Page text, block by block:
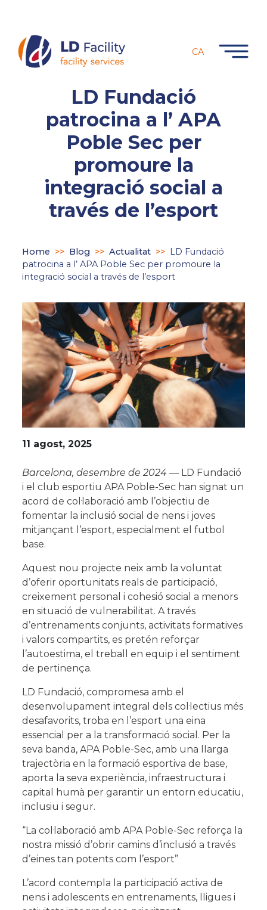
CA
LD Fundació
patrocina a l’ APA
Poble Sec per
promoure la
integració social a
través de l’esport
Home >> Blog >> Actualitat >> LD Fundació
patrocina a l’ APA Poble Sec per promoure la
integració social a través de l’esport
11 agost, 2025
Barcelona, desembre de 2024 — LD Fundació
i el club esportiu APA Poble-Sec han signat un
acord de col·laboració amb l’objectiu de
fomentar la inclusió social de nens i joves
mitjançant l’esport, especialment el futbol
base.
Aquest nou projecte neix amb la voluntat
d’oferir oportunitats reals de participació,
creixement personal i cohesió social a menors
en situació de vulnerabilitat. A través
d’entrenaments conjunts, activitats formatives
i valors compartits, es pretén reforçar
l’autoestima, el treball en equip i el sentiment
de pertinença.
LD Fundació, compromesa amb el
desenvolupament integral dels col·lectius més
desafavorits, troba en l’esport una eina
essencial per a la transformació social. Per la
seva banda, APA Poble-Sec, amb una llarga
trajectòria en la formació esportiva de base,
aporta la seva experiència, infraestructura i
capital humà per garantir un entorn educatiu,
inclusiu i segur.
“La col·laboració amb APA Poble-Sec reforça la
nostra missió d’obrir camins d’inclusió a través
d’eines tan potents com l’esport”
L’acord contempla la participació activa de
nens i adolescents en entrenaments, lligues i
ÚNETE A NUESTRA
NEWSLETTER
DEL SECTOR
Acepto lapolítica de privacidad